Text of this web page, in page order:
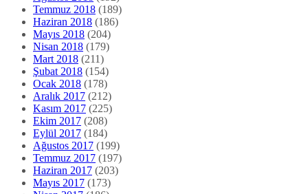
Temmuz 2018 (189)
Haziran 2018 (186)
Mayıs 2018 (204)
Nisan 2018 (179)
Mart 2018 (211)
Şubat 2018 (154)
Ocak 2018 (178)
Aralık 2017 (212)
Kasım 2017 (225)
Ekim 2017 (208)
Eylül 2017 (184)
Ağustos 2017 (199)
Temmuz 2017 (197)
Haziran 2017 (203)
Mayıs 2017 (173)